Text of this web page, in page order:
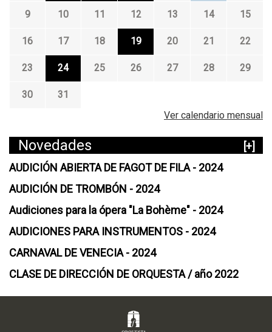
9 10 11 12 13 14 15
16 17 18 19 20 21 22
23 24 25 26 27 28 29
30
31
Ver calendario mensual
Novedades
[+]
AUDICIÓN ABIERTA DE FAGOT DE FILA - 2024
AUDICIÓN DE TROMBÓN - 2024
Audiciones para la ópera "La Bohème" - 2024
AUDICIONES PARA INSTRUMENTOS - 2024
CARNAVAL DE VENECIA - 2024
CLASE DE DIRECCIÓN DE ORQUESTA / año 2022